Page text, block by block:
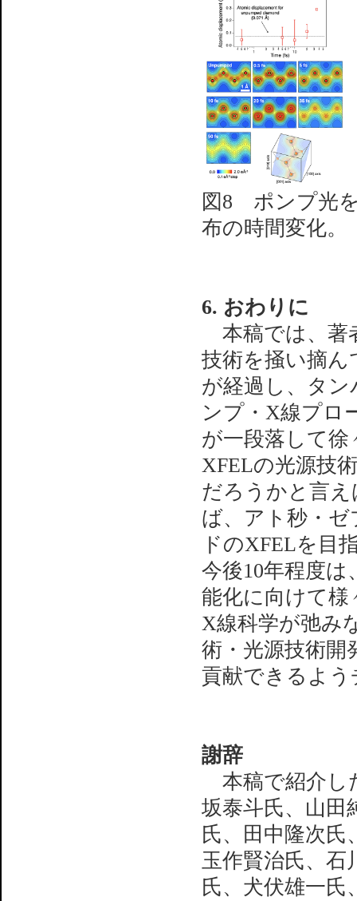
図8 ポンプ光
布の時間変化。
6. おわりに
本稿では、著
技術を掻い摘ん
が経過し、タ
ンプ・X線プロ
が一段落して
XFELの光源技
だろうかと言
ば、アト秒・
ドのXFELを目
今後10年程度
能化に向けて
X線科学が弛み
術・光源技術開
貢献できるよ
謝辞
本稿で紹介し
坂泰斗氏、山田
氏、田中隆次氏
玉作賢治氏、石
氏、犬伏雄一氏